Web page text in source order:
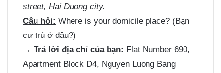
street, Hai Duong city.
Câu hỏi: Where is your domicile place? (Bạn
cư trú ở đâu?)
→ Trả lời địa chỉ của bạn: Flat Number 690,
Apartment Block D4, Nguyen Luong Bang